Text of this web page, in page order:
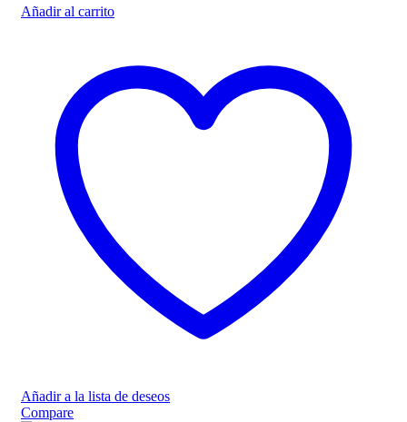
Añadir al carrito
Añadir a la lista de deseos
Compare